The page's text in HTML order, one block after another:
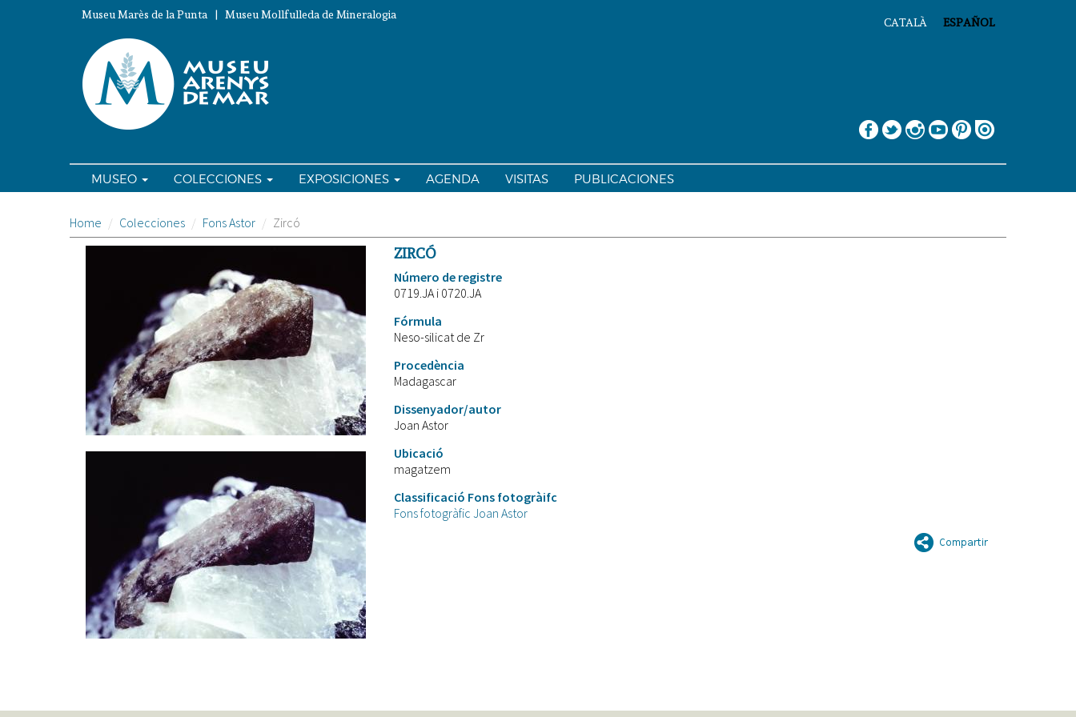
ESPAÑOL
CATALÀ
Museu Marès de la Punta | Museu Mollfulleda de Mineralogia
MUSEO COLECCIONES EXPOSICIONES AGENDA VISITAS PUBLICACIONES
Home Colecciones Fons Astor Zircó
ZIRCÓ
Número de registre
0719.JA i 0720.JA
Fórmula
Neso-silicat de Zr
Procedència
Madagascar
Dissenyador/autor
Joan Astor
Ubicació
magatzem
Classificació Fons fotogràifc
Fons fotogràfic Joan Astor